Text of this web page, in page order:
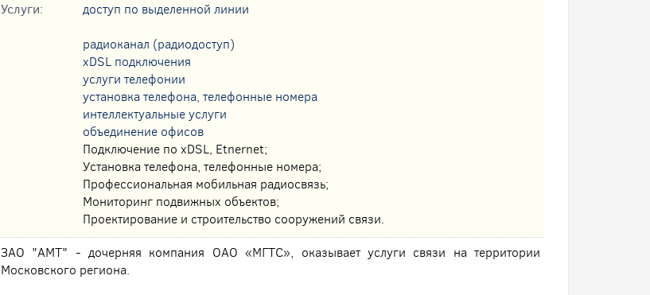
Услуги:
доступ по выделенной линии
радиоканал (радиодоступ)
xDSL подключения
услуги телефонии
установка телефона, телефонные номера
интеллектуальные услуги
oбъединение офисов
Подключение по xDSL, Etnernet;
Установка телефона, телефонные номера;
Профессиональная мобильная радиосвязь;
Мониторинг подвижных объектов;
Проектирование и строительство сооружений связи.
ЗАО "АМТ" - дочерняя компания ОАО «МГТС», оказывает услуги связи на территории
Московского региона.